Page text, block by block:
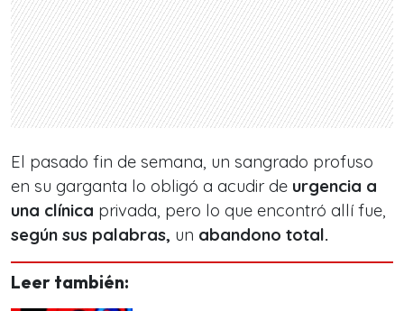
El pasado fin de semana, un sangrado profuso
en su garganta lo obligó a acudir de urgencia a
una clínica privada, pero lo que encontró allí fue,
según sus palabras, un abandono total.
Leer también: